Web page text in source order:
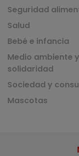
Seguridad
Salud
Bebé e infancia
Medio ambiente y
solidaridad
Sociedad y
Mascotas